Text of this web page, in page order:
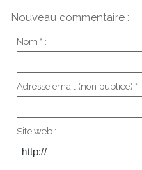
Nouveau commentaire :
Nom * :
Adresse email (non publiée) * :
Site web :